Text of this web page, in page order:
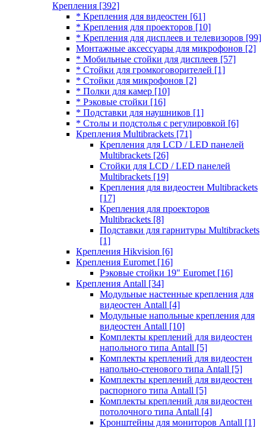
Крепления [392]
* Крепления для видеостен [61]
* Крепления для проекторов [10]
* Крепления для дисплеев и телевизоров [99]
Монтажные аксессуары для микрофонов [2]
* Мобильные стойки для дисплеев [57]
* Стойки для громкоговорителей [1]
* Стойки для микрофонов [2]
* Полки для камер [10]
* Рэковые стойки [16]
* Подставки для наушников [1]
* Столы и подстолья с регулировкой [6]
Крепления Multibrackets [71]
Крепления для LCD / LED панелей
Multibrackets [26]
Стойки для LCD / LED панелей
Multibrackets [19]
Крепления для видеостен Multibrackets
[17]
Крепления для проекторов
Multibrackets [8]
Подставки для гарнитуры Multibrackets
[1]
Крепления Hikvision [6]
Крепления Euromet [16]
Рэковые стойки 19" Euromet [16]
Крепления Antall [34]
Модульные настенные крепления для
видеостен Antall [4]
Модульные напольные крепления для
видеостен Antall [10]
Комплекты креплений для видеостен
напольного типа Antall [5]
Комплекты креплений для видеостен
напольно-стенового типа Antall [5]
Комплекты креплений для видеостен
распорного типа Antall [5]
Комплекты креплений для видеостен
потолочного типа Antall [4]
Кронштейны для мониторов Antall [1]